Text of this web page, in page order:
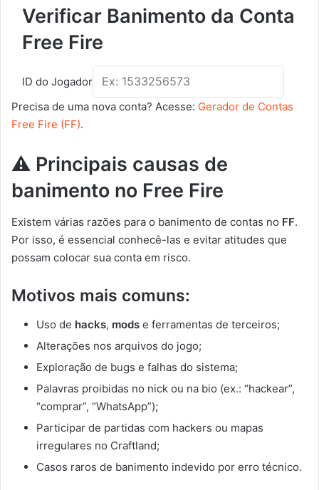
Verificar Banimento da Conta
Free Fire
ID do Jogador
Precisa de uma nova conta? Acesse: Gerador de Contas
Free Fire (FF).
⚠️ Principais causas de
banimento no Free Fire
Existem várias razões para o banimento de contas no FF.
Por isso, é essencial conhecê-las e evitar atitudes que
possam colocar sua conta em risco.
Motivos mais comuns:
Uso de hacks, mods e ferramentas de terceiros;
Alterações nos arquivos do jogo;
Exploração de bugs e falhas do sistema;
Palavras proibidas no nick ou na bio (ex.: “hackear”,
“comprar”, “WhatsApp”);
Participar de partidas com hackers ou mapas
irregulares no Craftland;
Casos raros de banimento indevido por erro técnico.